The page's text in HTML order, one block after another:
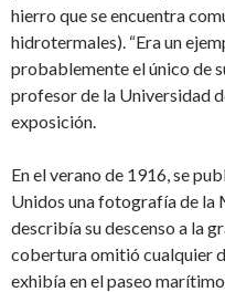
hierro que se encuentra
hidrotermales). “Era un
probablemente el único de
profesor de la Universidad
exposición.
En el verano de 1916, se
Unidos una fotografía de la
describía su descenso a la
cobertura omitió cualquier
exhibía en el paseo